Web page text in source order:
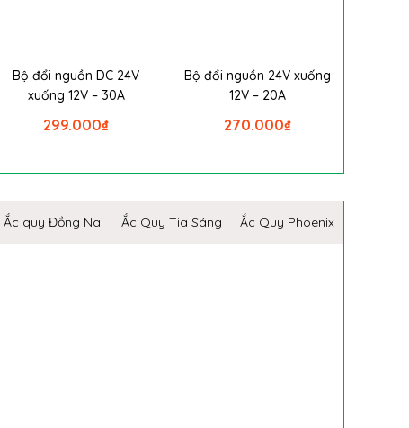
Bộ đổi nguồn DC 24V
xuống 12V – 30A
₫
299.000
Bộ đổi nguồn 24V xuống
12V – 20A
₫
270.000
Ắc quy Đồng Nai Ắc Quy Tia Sáng Ắc Quy Phoenix